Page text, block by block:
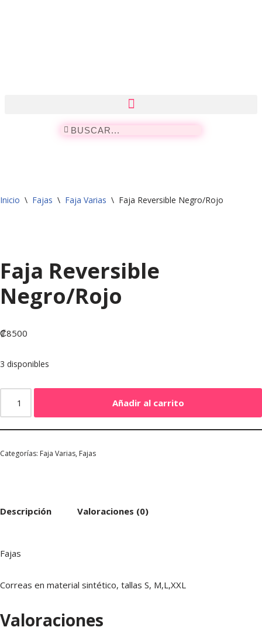
Inicio \ Fajas \ Faja Varias \ Faja Reversible Negro/Rojo
Faja Reversible
Negro/Rojo
₡8500
3 disponibles
Añadir al carrito
Categorías: Faja Varias, Fajas
Descripción Valoraciones (0)
Fajas
Correas en material sintético, tallas S, M,L,XXL
Valoraciones